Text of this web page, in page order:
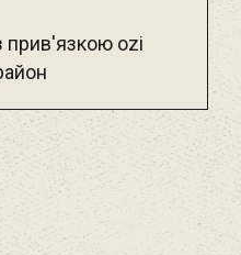
прив'язкою ozi